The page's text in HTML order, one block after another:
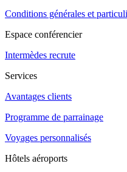
Conditions générales et
Espace conférencier
Intermèdes recrute
Services
Avantages clients
Programme de parrainage
Voyages personnalisés
Hôtels aéroports